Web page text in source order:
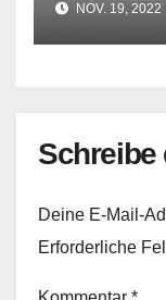
NOV. 19, 2022
Schreibe
Deine E-Mail-
Erforderliche